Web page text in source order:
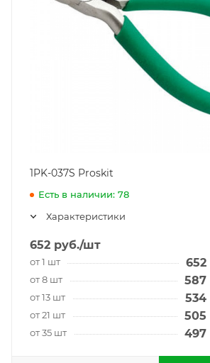
1PK-037S Proskit
Есть в наличии: 78
Характеристики
652 руб./шт
от 1 шт 652
от 8 шт 587
от 13 шт 534
от 21 шт 505
от 35 шт 497